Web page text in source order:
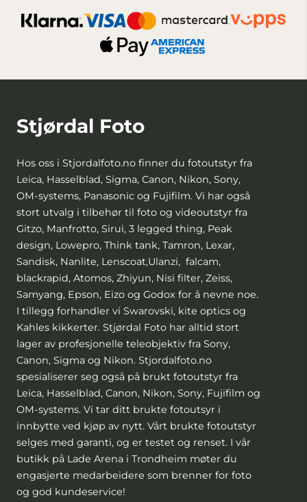
Stjørdal Foto
Hos oss i Stjordalfoto.no finner du fotoutstyr fra
Leica, Hasselblad, Sigma, Canon, Nikon, Sony,
OM-systems, Panasonic og Fujifilm. Vi har også
stort utvalg i tilbehør til foto og videoutstyr fra
Gitzo, Manfrotto, Sirui, 3 legged thing, Peak
design, Lowepro, Think tank, Tamron, Lexar,
Sandisk, Nanlite, Lenscoat,Ulanzi, falcam,
blackrapid, Atomos, Zhiyun, Nisi filter, Zeiss,
Samyang, Epson, Eizo og Godox for å nevne noe.
I tillegg forhandler vi Swarovski, kite optics og
Kahles kikkerter. Stjørdal Foto har alltid stort
lager av profesjonelle teleobjektiv fra Sony,
Canon, Sigma og Nikon. Stjordalfoto.no
spesialiserer seg også på brukt fotoutstyr fra
Leica, Hasselblad, Canon, Nikon, Sony, Fujifilm og
OM-systems. Vi tar ditt brukte fotoutsyr i
innbytte ved kjøp av nytt. Vårt brukte fotoutstyr
selges med garanti, og er testet og renset. I vår
butikk på Lade Arena i Trondheim møter du
engasjerte medarbeidere som brenner for foto
og god kundeservice!